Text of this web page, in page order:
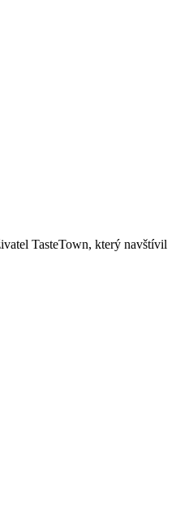
TasteTown, který navštívil